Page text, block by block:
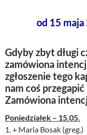
od 15
Gdyby zbyt długi
zamówiona
zgłoszenie tego
nam coś
Zamówiona
Poniedziałek – 15.05.
1. + Maria Bosak (greg.)